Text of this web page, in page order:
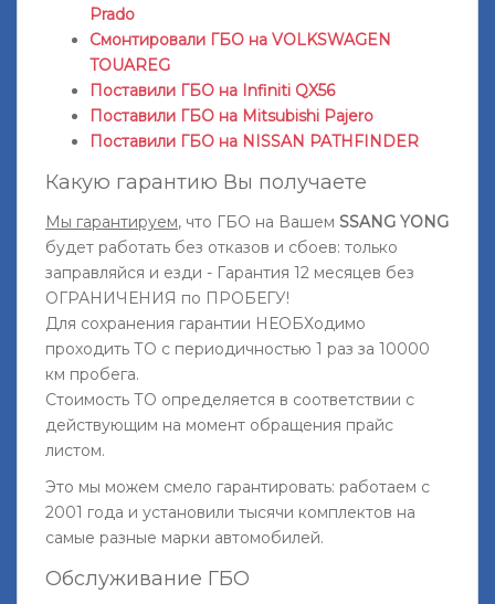
Prado
Смонтировали ГБО на VOLKSWAGEN
TOUAREG
Поставили ГБО на Infiniti QX56
Поставили ГБО на Mitsubishi Pajero
Поставили ГБО на NISSAN PATHFINDER
Какую гарантию Вы получаете
Мы гарантируем, что ГБО на Вашем SSANG YONG
будет работать без отказов и сбоев: только
заправляйся и езди - Гарантия 12 месяцев без
ОГРАНИЧЕНИЯ по ПРОБЕГУ!
Для сохранения гарантии НЕОБХодимо
проходить ТО с периодичностью 1 раз за 10000
км пробега.
Стоимость ТО определяется в соответствии с
действующим на момент обращения прайс
листом.
Это мы можем смело гарантировать: работаем с
2001 года и установили тысячи комплектов на
самые разные марки автомобилей.
Обслуживание ГБО